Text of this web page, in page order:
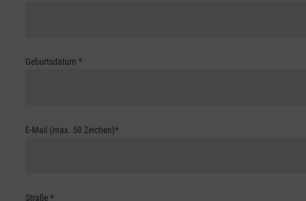
Geburtsdatum *
E-Mail (max. 50 Zeichen)*
Straße*